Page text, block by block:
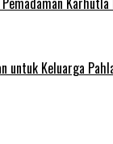
untuk Keluarga